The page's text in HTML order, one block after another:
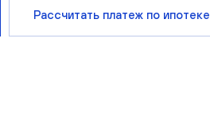
Рассчитать платеж по ипотеке